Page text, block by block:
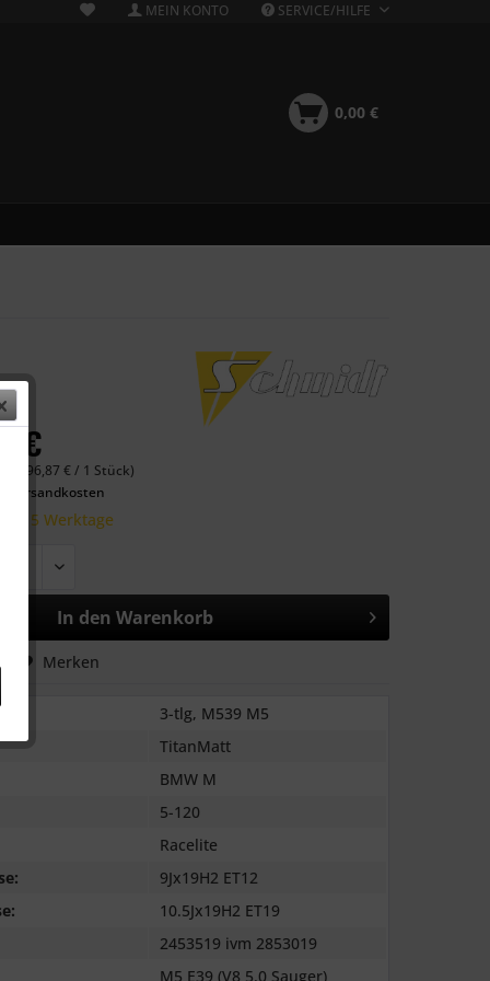
MEIN KONTO SERVICE/HILFE
0,00 €
€
€ / 1 Stück)
Versandkosten
15 Werktage
In den Warenkorb
Merken
3-tlg, M539 M5
TitanMatt
BMW M
5-120
Racelite
9Jx19H2 ET12
10.5Jx19H2 ET19
2453519 ivm 2853019
M5 E39 (V8 5.0 Sauger)